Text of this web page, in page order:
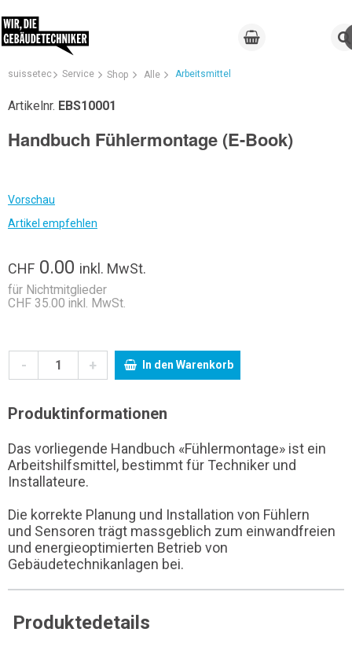
suissetec Service Shop Alle Arbeitsmittel
Artikelnr. EBS10001
Handbuch Fühlermontage (E-Book)
Vorschau
Artikel empfehlen
CHF 0.00 inkl. MwSt.
für Nichtmitglieder
CHF 35.00 inkl. MwSt.
- + In den Warenkorb
Produktinformationen
Das vorliegende Handbuch «Fühlermontage» ist ein
Arbeitshilfsmittel, bestimmt für Techniker und
Installateure.
Die korrekte Planung und Installation von Fühlern
und Sensoren trägt massgeblich zum einwandfreien
und energieoptimierten Betrieb von
Gebäudetechnikanlagen bei.
Produktedetails